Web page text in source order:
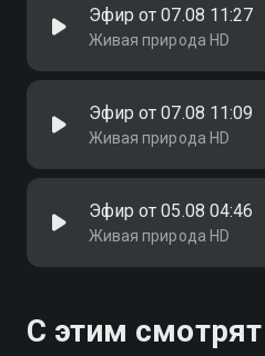
Эфир от 07.08 11:27
Живая природа HD
Эфир от 07.08 11:09
Живая природа HD
Эфир от 05.08 04:46
Живая природа HD
С этим смотрят